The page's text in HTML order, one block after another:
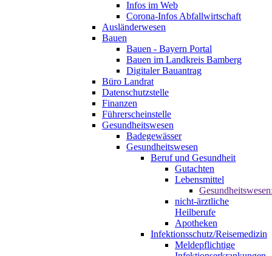
Infos im Web
Corona-Infos Abfallwirtschaft
Ausländerwesen
Bauen
Bauen - Bayern Portal
Bauen im Landkreis Bamberg
Digitaler Bauantrag
Büro Landrat
Datenschutzstelle
Finanzen
Führerscheinstelle
Gesundheitswesen
Badegewässer
Gesundheitswesen
Beruf und Gesundheit
Gutachten
Lebensmittel
nicht-ärztliche
Heilberufe
Apotheken
Infektionsschutz/Reisemedizin
Meldepflichtige